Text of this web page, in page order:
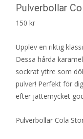
Pulverbollar
150 kr
Upplev en riktig
Dessa hårda
sockrat yttre som
pulver! Perfekt för
efter jättemycket
Pulverbollar Cola